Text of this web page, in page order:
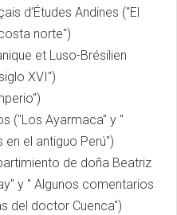
d’Études Andines ("El
norte")
et Luso-Brésilien
XVI")
("Los Ayarmaca" y "
el antiguo Perú")
de doña Beatriz
y " Algunos comentarios
del doctor Cuenca")